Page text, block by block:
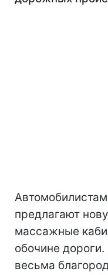
предлагают
массажные
обочине
весьма